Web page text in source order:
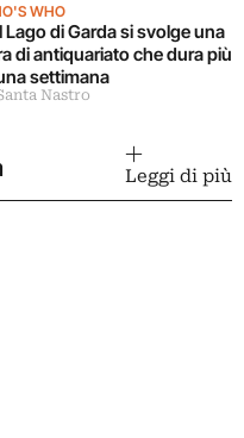
WHO
Lago di Garda si svolge una
di antiquariato che dura più
settimana
Nastro
Leggi di più